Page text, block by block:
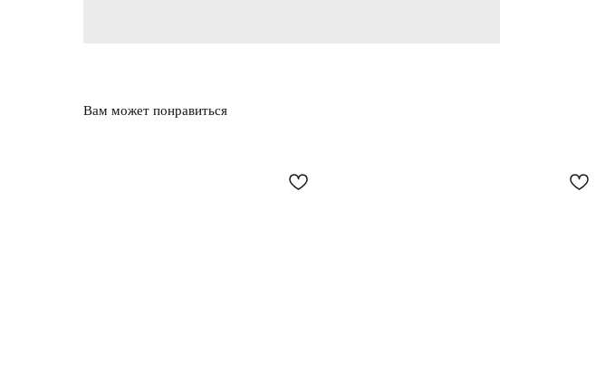
Вам может понравиться